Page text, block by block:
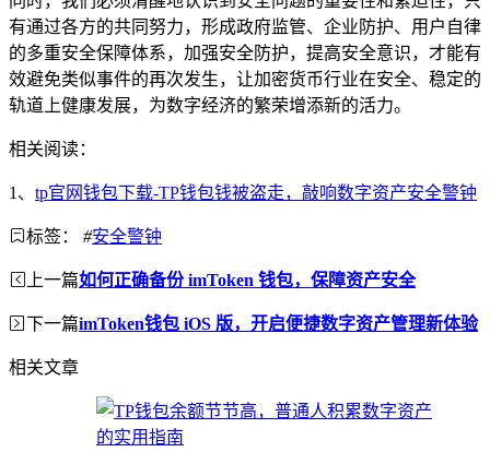
有通过各方的共同努力，形成政府监管、企业防护、用户自律
的多重安全保障体系，加强安全防护，提高安全意识，才能有
效避免类似事件的再次发生，让加密货币行业在安全、稳定的
轨道上健康发展，为数字经济的繁荣增添新的活力。
相关阅读：
1、 tp官网钱包下载-TP钱包钱被盗走，敲响数字资产安全警钟
标签： #安全警钟
上一篇如何正确备份 imToken 钱包，保障资产安全
下一篇imToken钱包 iOS 版，开启便捷数字资产管理新体验
相关文章